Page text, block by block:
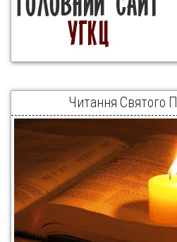
Читання Святого